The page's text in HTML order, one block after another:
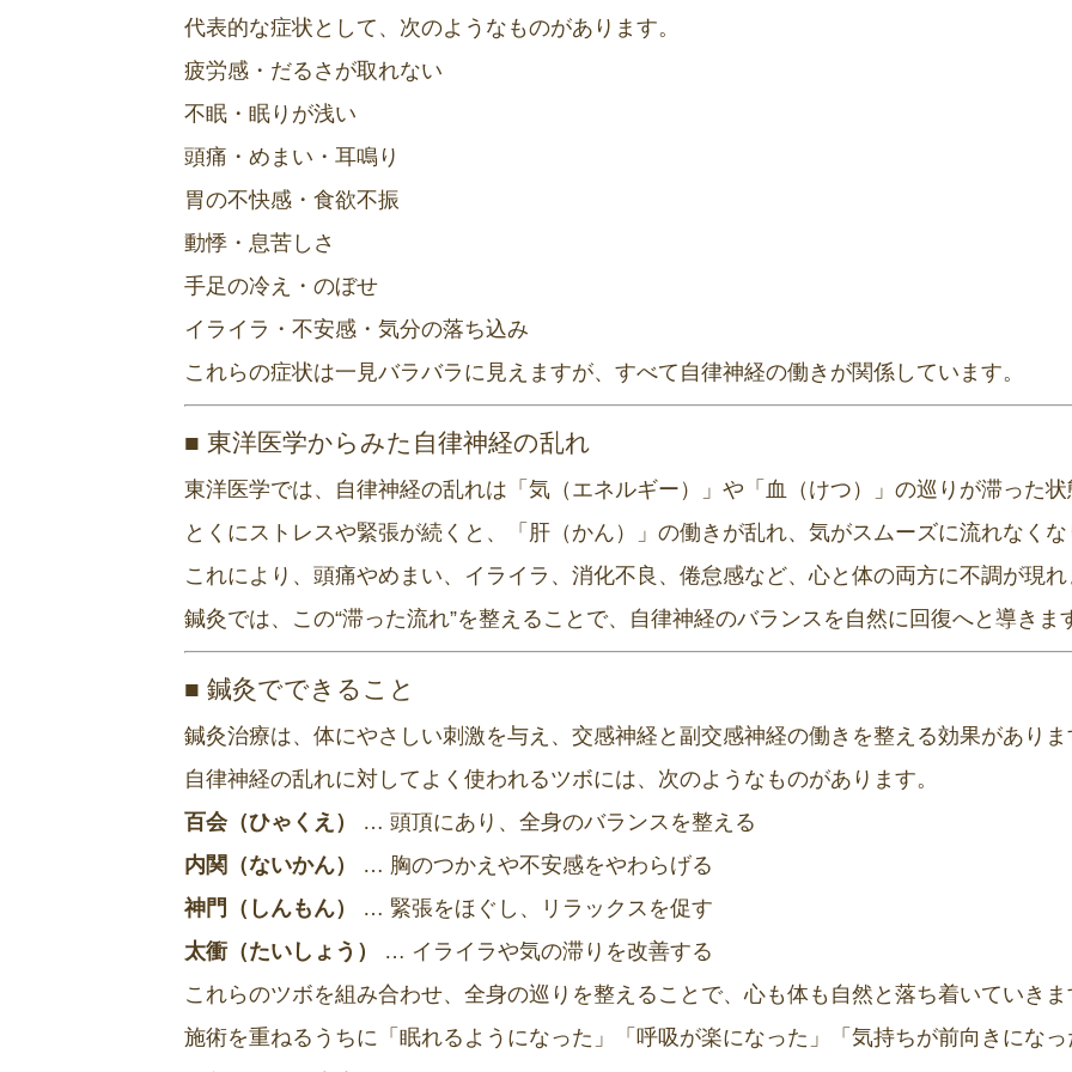
代表的な症状として、次のようなものがあります。
疲労感・だるさが取れない
不眠・眠りが浅い
頭痛・めまい・耳鳴り
胃の不快感・食欲不振
動悸・息苦しさ
手足の冷え・のぼせ
イライラ・不安感・気分の落ち込み
これらの症状は一見バラバラに見えますが、すべて自律神経の働きが関係しています。
■ 東洋医学からみた自律神経の乱れ
東洋医学では、自律神経の乱れは「気（エネルギー）」や「血（けつ）」の巡りが滞った状
とくにストレスや緊張が続くと、「肝（かん）」の働きが乱れ、気がスムーズに流れなくな
これにより、頭痛やめまい、イライラ、消化不良、倦怠感など、心と体の両方に不調が現れ
鍼灸では、この“滞った流れ”を整えることで、自律神経のバランスを自然に回復へと導きま
■ 鍼灸でできること
鍼灸治療は、体にやさしい刺激を与え、交感神経と副交感神経の働きを整える効果がありま
自律神経の乱れに対してよく使われるツボには、次のようなものがあります。
百会（ひゃくえ）
… 頭頂にあり、全身のバランスを整える
内関（ないかん）
… 胸のつかえや不安感をやわらげる
神門（しんもん）
… 緊張をほぐし、リラックスを促す
太衝（たいしょう）
… イライラや気の滞りを改善する
これらのツボを組み合わせ、全身の巡りを整えることで、心も体も自然と落ち着いていきま
施術を重ねるうちに「眠れるようになった」「呼吸が楽になった」「気持ちが前向きにな